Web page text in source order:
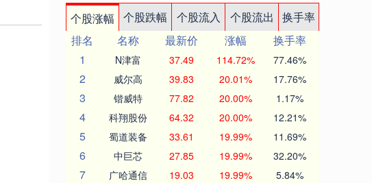
个股涨幅 个股跌幅 个股流入 个股流出
换手率
排名
名称 最新价 涨幅
换手率
1
N津富 37.49 114.72% 77.46%
2 威尔高 39.83 20.01% 17.76%
3 锴威特 77.82 20.00% 1.17%
4 科翔股份 64.32 20.00% 12.21%
5 蜀道装备 33.61 19.99% 11.69%
6 中巨芯 27.85 19.99% 32.20%
7 广哈通信 19.03 19.99% 5.84%